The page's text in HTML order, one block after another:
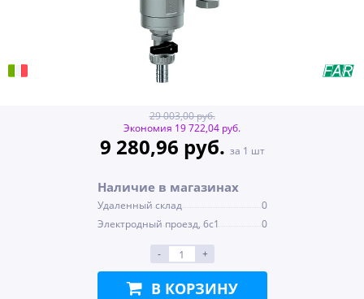
29 003,00 руб.
Экономия 19 722,04 руб.
9 280,96 руб. за 1 шт
Наличие в магазинах
Удаленный склад
0
Электродный проезд, 6с1
0
- +
В КОРЗИНУ